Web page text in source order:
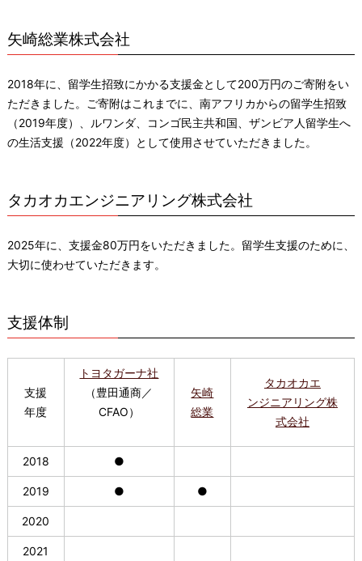
矢崎総業株式会社
2018年に、留学生招致にかかる支援金として200万円のご寄附をい
ただきました。ご寄附はこれまでに、南アフリカからの留学生招致
（2019年度）、ルワンダ、コンゴ民主共和国、ザンビア人留学生へ
の生活支援（2022年度）として使用させていただきました。
タカオカエンジニアリング株式会社
2025年に、支援金80万円をいただきました。留学生支援のために、
大切に使わせていただきます。
支援体制
支援
年度
トヨタガーナ社
（豊田通商／
CFAO）
矢崎
総業
タカオカエ
ンジニアリング株
式会社
2018 ●
2019 ● ●
2020
2021